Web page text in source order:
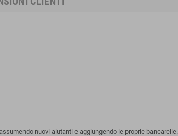
nuovi aiutanti e aggiungendo le proprie bancarelle.